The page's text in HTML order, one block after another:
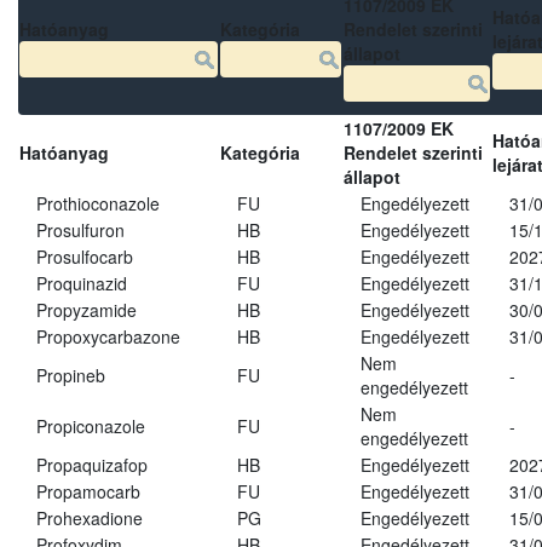
Hatóanyag Kategória
1107/2009 EK
Rendelet szerinti
állapot
Prothioconazole
FU Engedélyezett
31/
Prosulfuron
HB Engedélyezett
15/
Prosulfocarb
HB Engedélyezett
Proquinazid
FU Engedélyezett
31/
Propyzamide
HB Engedélyezett
30/
Propoxycarbazone
HB Engedélyezett
31/
Propineb
FU
Nem
engedélyezett
-
Propiconazole FU
Nem
engedélyezett
-
Propaquizafop
HB Engedélyezett
Propamocarb
FU Engedélyezett
31/
Prohexadione
PG Engedélyezett
15/